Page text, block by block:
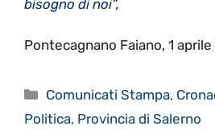
bisogno di noi”,
Pontecagnano Faiano, 1 aprile
Categorie
Comunicati Stampa,
Politica, Provincia di Salerno